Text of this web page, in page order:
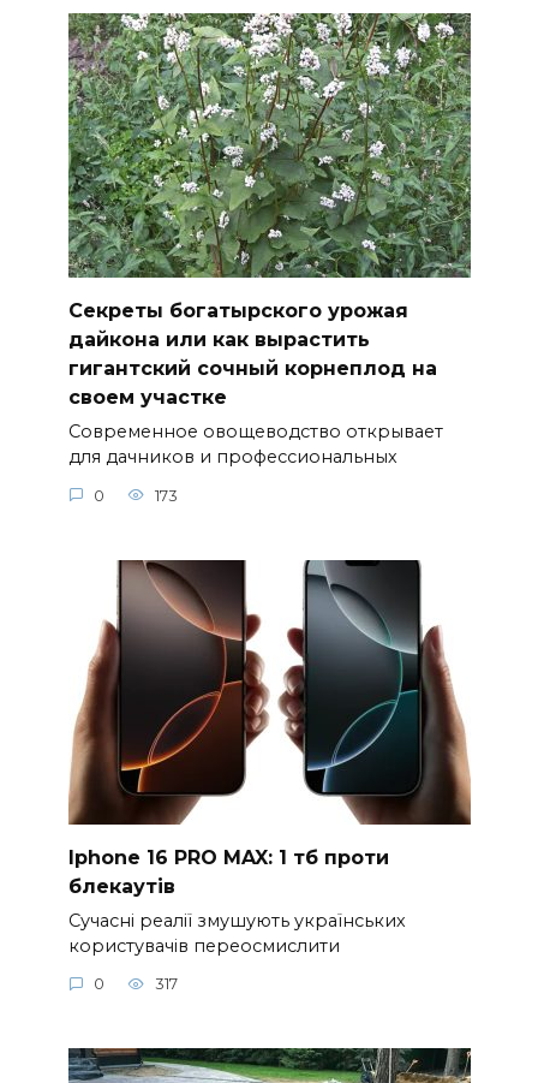
Секреты богатырского урожая
дайкона или как вырастить
гигантский сочный корнеплод на
своем участке
Современное овощеводство открывает
для дачников и профессиональных
0 173
Iphone 16 PRO MAX: 1 тб проти
блекаутів
Сучасні реалії змушують українських
користувачів переосмислити
0 317